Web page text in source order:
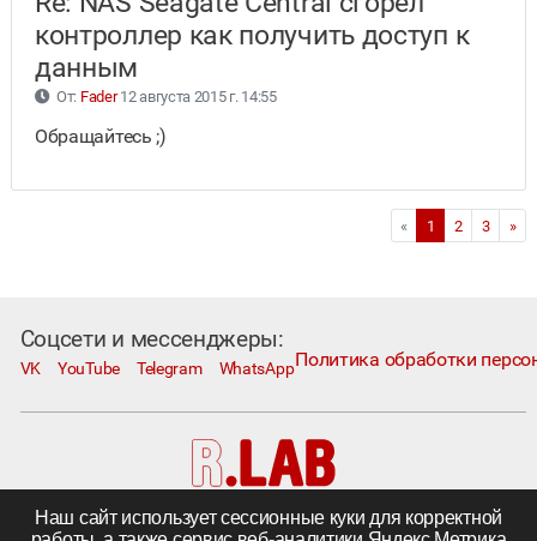
контроллер как получить доступ к
данным
От: Fader12 августа 2015 г. 14:55
Обращайтесь ;)
« 1 2 3 »
Соцсети и мессенджеры:
VK YouTube Telegram WhatsAppПолитика обработки
Москва, Коровий Вал, д. 1А, стр. 1
Наш сайт использует сессионные куки для корректной